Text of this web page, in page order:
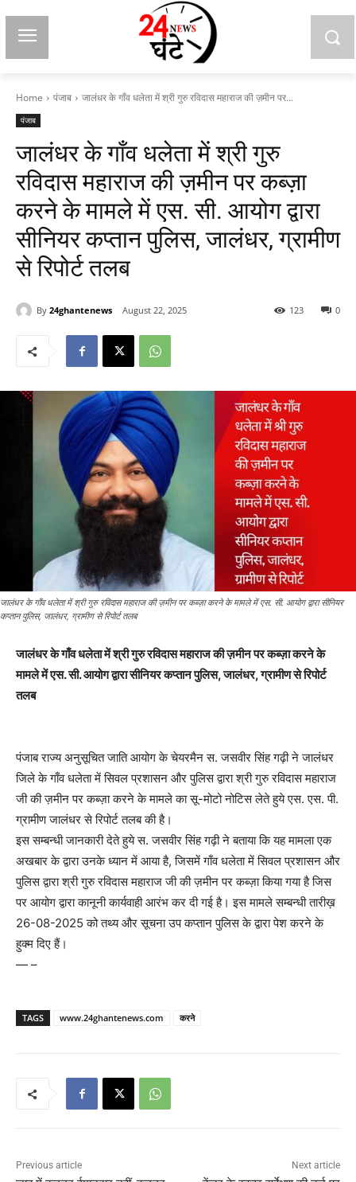
Home पंजाब जालंधर के गाँव धलेता में श्री गुरु रविदास महाराज की ज़मीन पर...
पंजाब
जालंधर के गाँव धलेता में श्री गुरु
रविदास महाराज की ज़मीन पर कब्ज़ा
करने के मामले में एस. सी. आयोग द्वारा
सीनियर कप्तान पुलिस, जालंधर, ग्रामीण
से रिपोर्ट तलब
By 24ghantenews August 22, 2025 0
123
जालंधर के गाँव धलेता में श्री गुरु रविदास महाराज की ज़मीन पर कब्ज़ा करने के मामले में एस. सी. आयोग द्वारा सीनियर
कप्तान पुलिस, जालंधर, ग्रामीण से रिपोर्ट तलब
जालंधर के गाँव धलेता में श्री गुरु रविदास महाराज की ज़मीन पर कब्ज़ा करने के
मामले में एस. सी. आयोग द्वारा सीनियर कप्तान पुलिस, जालंधर, ग्रामीण से रिपोर्ट
तलब
पंजाब राज्य अनुसूचित जाति आयोग के चेयरमैन स. जसवीर सिंह गढ़ी ने जालंधर
जिले के गाँव धलेता में सिवल प्रशासन और पुलिस द्वारा श्री गुरु रविदास महाराज
जी की ज़मीन पर कब्ज़ा करने के मामले का सू-मोटो नोटिस लेते हुये एस. एस. पी.
ग्रामीण जालंधर से रिपोर्ट तलब की है।
इस सम्बन्धी जानकारी देते हुये स. जसवीर सिंह गढ़ी ने बताया कि यह मामला एक
अखबार के द्वारा उनके ध्यान में आया है, जिसमें गाँव धलेता में सिवल प्रशासन और
पुलिस द्वारा श्री गुरु रविदास महाराज जी की ज़मीन पर कब्ज़ा किया गया है जिस
पर आयोग द्वारा कानूनी कार्यवाही आरंभ कर दी गई है। इस मामले सम्बन्धी तारीख़
26-08-2025 को तथ्य और सूचना उप कप्तान पुलिस के द्वारा पेश करने के
हुक्म दिए हैं।
— –
TAGS www.24ghantenews.com करने
Previous article Next article